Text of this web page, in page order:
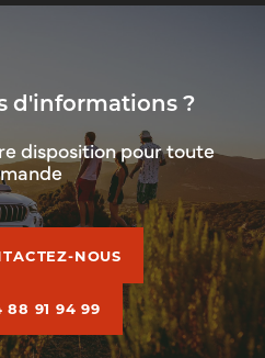
d'informations ?
disposition pour toute
NOUS
88 91 94 99